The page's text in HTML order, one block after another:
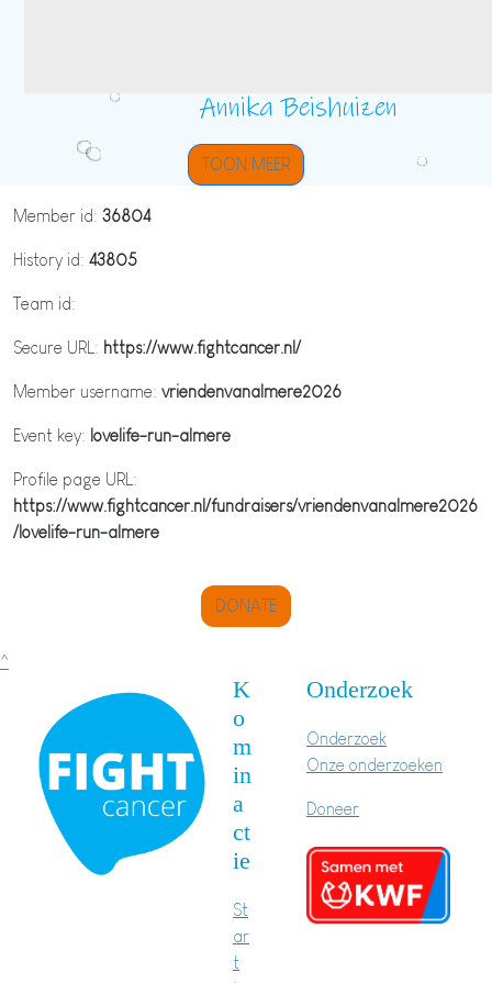
Annika Beishuizen
TOON MEER
Member id: 36804
History id: 43805
Team id:
Secure URL: https://www.fightcancer.nl/
Member username: vriendenvanalmere2026
Event key: lovelife-run-almere
Profile page URL:
https://www.fightcancer.nl/fundraisers/vriendenvanalmere2026
/lovelife-run-almere
DONATE
^
K
o
m
in
a
ct
ie
St
ar
t
Onderzoek
Onderzoek
Onze onderzoeken
Doneer